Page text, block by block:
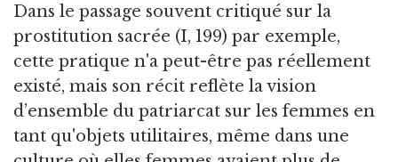
Dans le passage souvent critiqué sur la
prostitution sacrée (I, 199) par exemple,
cette pratique n'a peut-être pas réellement
existé, mais son récit reflète la vision
d’ensemble du patriarcat sur les femmes en
tant qu'objets utilitaires, même dans une